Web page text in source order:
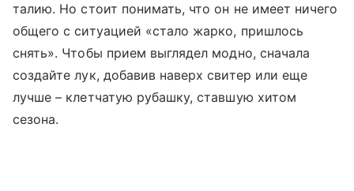
талию. Но стоит понимать, что он не имеет ничего
общего с ситуацией «стало жарко, пришлось
снять». Чтобы прием выглядел модно, сначала
создайте лук, добавив наверх свитер или еще
лучше – клетчатую рубашку, ставшую хитом
сезона.